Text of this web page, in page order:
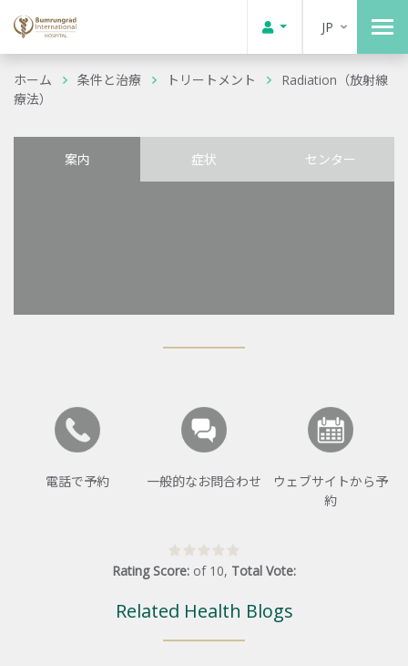
JP
ホーム 条件と治療 トリートメント
Radiation（放射線
療法）
案内 症状 センター
電話で予約 一般的なお問合わせ
ウェブサイトから予
約
Rating Score: of 10, Total Vote:
Related Health Blogs